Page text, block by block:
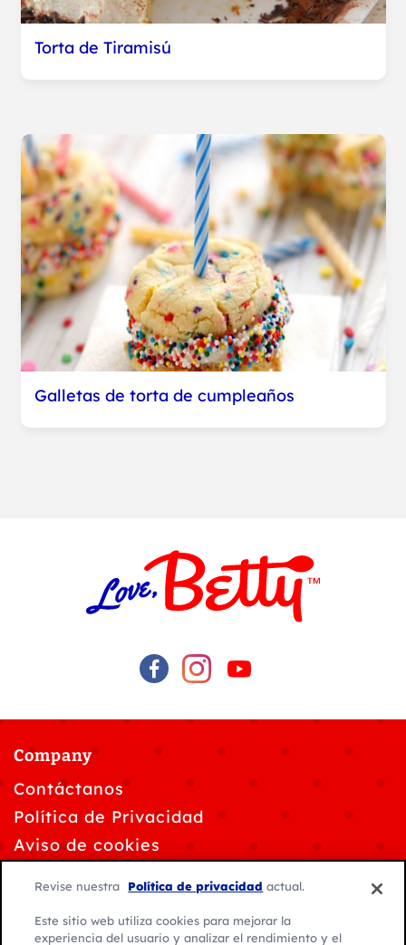
Torta de Tiramisú
Galletas de torta de cumpleaños
Company
Contáctanos
Política de Privacidad
Aviso de cookies
Condiciones de Uso
Revise nuestra Política de privacidad actual.
Este sitio web utiliza cookies para mejorar la
experiencia del usuario y analizar el rendimiento y el